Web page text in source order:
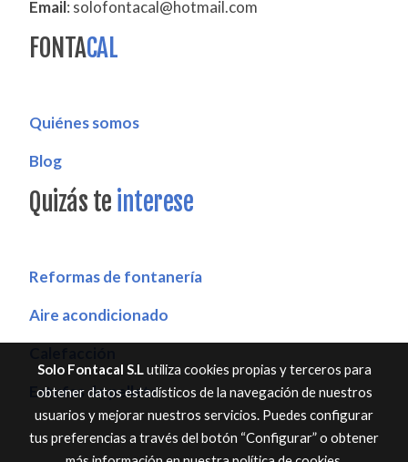
Email: solofontacal@hotmail.com
FONTACAL
Quiénes somos
Blog
Quizás te interese
Reformas de fontanería
Aire acondicionado
Estufas de pellets
Solo Fontacal S.Lutiliza cookies propias y terceros para
obtener datos estadísticos de la navegación de nuestros
usuarios y mejorar nuestros servicios. Puedes configurar
tus preferencias a través del botón “Configurar” o obtener